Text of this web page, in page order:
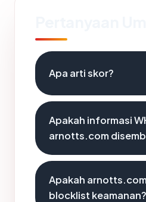
Apa arti skor?
Apakah informasi
arnotts.com
Apakah
blocklist keamanan?